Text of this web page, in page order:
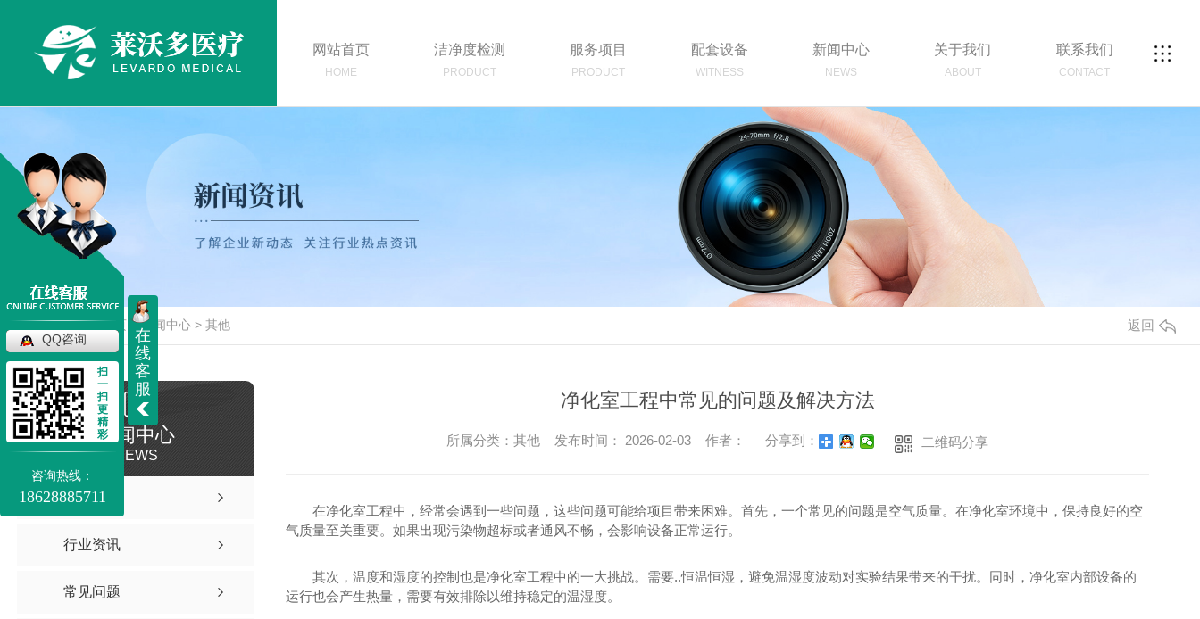
网站首页
HOME
洁净度检测
PRODUCT
服务项目
PRODUCT
配套设备
WITNESS
新闻中心
NEWS
关于我们
ABOUT
联系我们
CONTACT
当前位置：首页 >新闻中心 > 其他 返回
新闻中心
NEWS
公司新闻
行业资讯
常见问题
净化室工程中常见的问题及解决方法
所属分类：其他 发布时间： 2026-02-03 作者： 分享到： 二维码分享
在净化室工程中，经常会遇到一些问题，这些问题可能给项目带来困难。首先，一个常见的问题是空气质量。在净化室环境中，保持良好的空
气质量至关重要。如果出现污染物超标或者通风不畅，会影响设备正常运行。
其次，温度和湿度的控制也是净化室工程中的一大挑战。需要..恒温恒湿，避免温湿度波动对实验结果带来的干扰。同时，净化室内部设备的
运行也会产生热量，需要有效排除以维持稳定的温湿度。
在
线
客
服
QQ咨询
扫
一
扫
更
精
彩
咨询热线：
18628885711